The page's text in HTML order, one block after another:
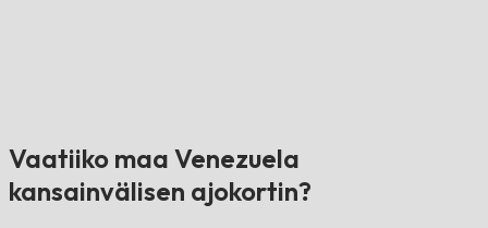
Vaatiiko maa Venezuela
kansainvälisen ajokortin?